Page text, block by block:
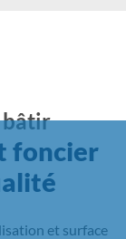
bâtir
foncier
et surface